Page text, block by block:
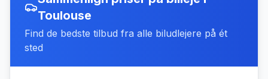
Toulouse
Find de bedste tilbud fra alle biludlejere på ét
sted